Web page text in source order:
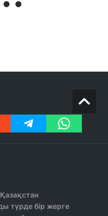
түрде бір жерге